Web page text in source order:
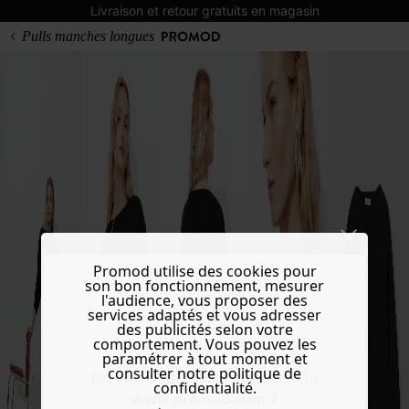
Livraison et retour gratuits en magasin
Do you want to be redirected to
www.promod.com ?
Pulls manches longues
Promod utilise des cookies pour
son bon fonctionnement, mesurer
l'audience, vous proposer des
services adaptés et vous adresser
des publicités selon votre
comportement. Vous pouvez les
paramétrer à tout moment et
consulter notre politique de
confidentialité.